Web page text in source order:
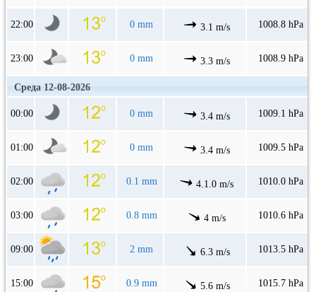
22:00 0 mm 3.1 m/s 1008.8 hPa
23:00 0 mm 3.3 m/s 1008.9 hPa
Среда 12-08-2026
00:00 0 mm 3.4 m/s 1009.1 hPa
01:00 0 mm 3.4 m/s 1009.5 hPa
02:00 0.1 mm 4.1.0 m/s 1010.0 hPa
03:00 0.8 mm 4 m/s 1010.6 hPa
09:00 2 mm 6.3 m/s 1013.5 hPa
15:00 0.9 mm 5.6 m/s 1015.7 hPa